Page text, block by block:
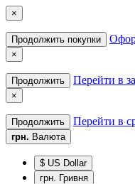
×
Продолжить покупки
×
Продолжить Перейти в
×
Продолжить Перейти в
грн. Валюта
$ US Dollar
грн. Гривня